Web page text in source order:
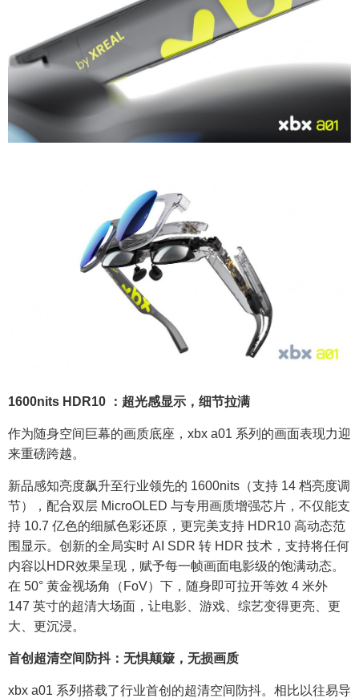
1600nits HDR10 ：超光感显示，细节拉满
作为随身空间巨幕的画质底座，xbx a01 系列的画面表现力迎
来重磅跨越。
新品感知亮度飙升至行业领先的 1600nits（支持 14 档亮度调
节），配合双层 MicroOLED 与专用画质增强芯片，不仅能支
持 10.7 亿色的细腻色彩还原，更完美支持 HDR10 高动态范
围显示。创新的全局实时 AI SDR 转 HDR 技术，支持将任何
内容以HDR效果呈现，赋予每一帧画面电影级的饱满动态。
在 50° 黄金视场角（FoV）下，随身即可拉开等效 4 米外
147 英寸的超清大场面，让电影、游戏、综艺变得更亮、更
大、更沉浸。
首创超清空间防抖：无惧颠簸，无损画质
xbx a01 系列搭载了行业首创的超清空间防抖。相比以往易导